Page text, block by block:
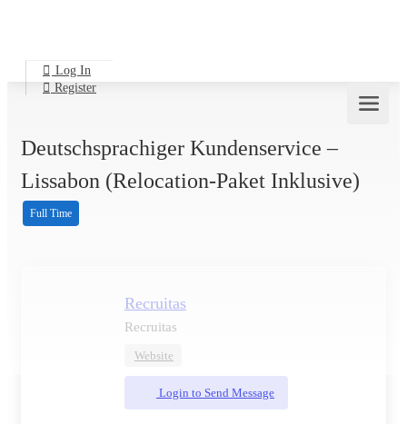
Log In
Register
Deutschsprachiger Kundenservice –
Lissabon (Relocation-Paket Inklusive)
Full Time
Recruitas
Recruitas
Website
Login to Send Message